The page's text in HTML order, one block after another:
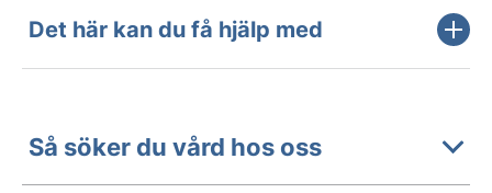
Det här kan du få hjälp med
Så söker du vård hos oss